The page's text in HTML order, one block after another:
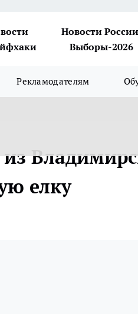
Новости России
Выборы-2026
Рекламодателям
елку